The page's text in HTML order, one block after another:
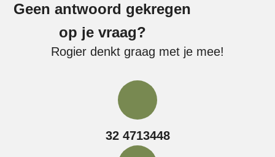
Geen antwoord gekregen
op je vraag?
Rogier denkt graag met je mee!
32 4713448